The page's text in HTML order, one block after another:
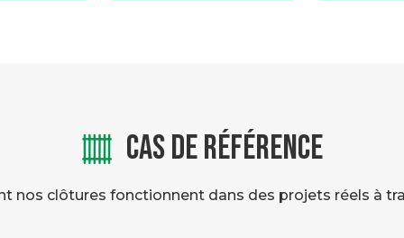
CAS DE RÉFÉRENCE
nos clôtures fonctionnent dans des projets réels à